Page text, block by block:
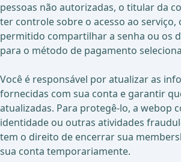
pessoas não autorizadas, o titular da
ter controle sobre o acesso ao serviço,
permitido compartilhar a senha ou os
para o método de pagamento
Você é responsável por atualizar as
fornecidas com sua conta e garantir
atualizadas. Para protegê-lo, a webop
identidade ou outras atividades
tem o direito de encerrar sua
sua conta temporariamente.